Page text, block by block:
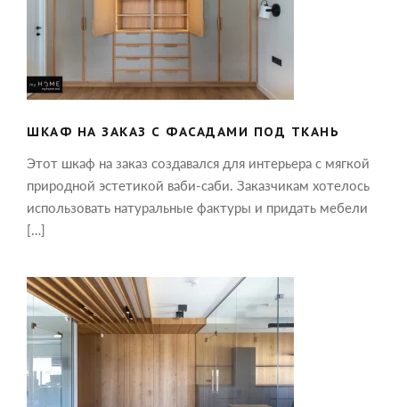
ШКАФ НА ЗАКАЗ С ФАСАДАМИ ПОД
ТКАНЬ
ШКАФ НА ЗАКАЗ С ФАСАДАМИ ПОД ТКАНЬ
Этот шкаф на заказ создавался для интерьера с мягкой
природной эстетикой ваби-саби. Заказчикам хотелось
использовать натуральные фактуры и придать мебели
[…]
ШПОНИРОВАННЫЕ ПАНЕЛИ В
ОФОРМЛЕНИИ РАБОЧЕГО КАБИНЕТА